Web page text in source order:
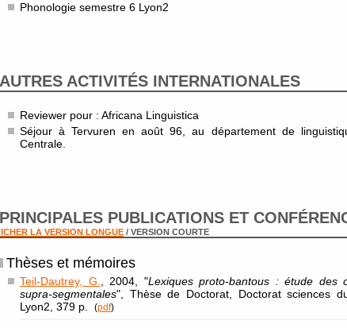
Phonologie semestre 6 Lyon2
AUTRES ACTIVITÉS INTERNATIONALES
Reviewer pour : Africana Linguistica
Séjour à Tervuren en août 96, au département de
Centrale.
PRINCIPALES PUBLICATIONS ET
LA VERSION LONGUE / VERSION COURTE
Thèses et mémoires
Teil-Dautrey, G. , 2004, "Lexiques proto-bantous : étude des
supra-segmentales", Thèse de Doctorat, Doctorat sciences
Lyon2, 379 p.
(pdf)